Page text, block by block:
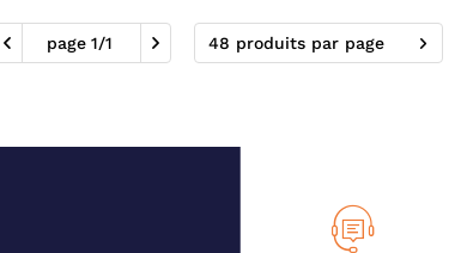
page 1/1 48 produits par page